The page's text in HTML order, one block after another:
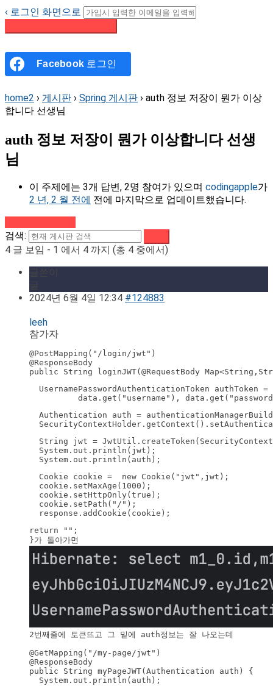
‹ 로그인 화면으로
Facebook 로그인
home2 › 게시판 › Spring 게시판 › auth 정보 저장이 뭔가 이상
합니다 선생님
auth 정보 저장이 뭔가 이상합니다 선생
님
이 주제에는 3개 답변, 2명 참여가 있으며 codingapple가
2 년, 2 월 전에 전에 마지막으로 업데이트했습니다.
검색:
4 글 보임 - 1 에서 4 까지 (총 4 중에서)
2024년 6월 4일 12:34 #124883
leeh
참가자
@PostMapping("/login/jwt")
@ResponseBody
public String loginJWT(@RequestBody
UsernamePasswordAuthenticationToken authToken
data.get("username"),
Authentication auth =
String jwt =
  System.out.println(jwt);
  System.out.println(auth);
  Cookie cookie =  new Cookie("jwt",jwt);
  cookie.setMaxAge(1000);
  cookie.setHttpOnly(true);
  cookie.setPath("/");
  response.addCookie(cookie);
return "";
@GetMapping("/my-page/jwt")
@ResponseBody
public String myPageJWT(Authentication auth) {
  System.out.println(auth);